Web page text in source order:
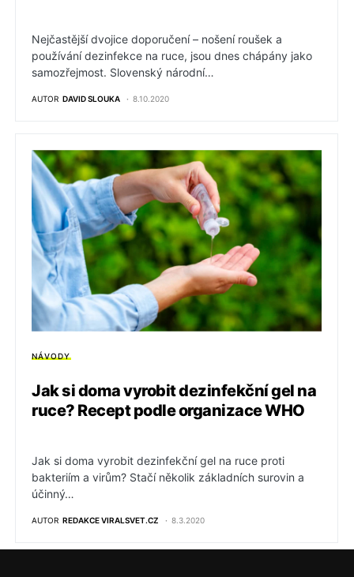
Nejčastější dvojice doporučení – nošení roušek a
používání dezinfekce na ruce, jsou dnes chápány jako
samozřejmost. Slovenský národní…
AUTOR DAVID SLOUKA 8.10.2020
NÁVODY
Jak si doma vyrobit dezinfekční gel na
ruce? Recept podle organizace WHO
Jak si doma vyrobit dezinfekční gel na ruce proti
bakteriím a virům? Stačí několik základních surovin a
účinný…
AUTOR REDAKCE VIRALSVET.CZ 8.3.2020